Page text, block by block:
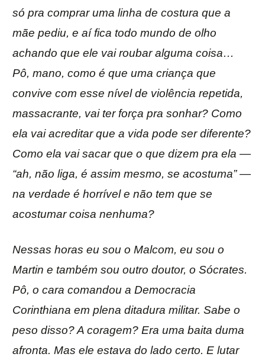
só pra comprar uma linha de costura que a
mãe pediu, e aí fica todo mundo de olho
achando que ele vai roubar alguma coisa…
Pô, mano, como é que uma criança que
convive com esse nível de violência repetida,
massacrante, vai ter força pra sonhar? Como
ela vai acreditar que a vida pode ser diferente?
Como ela vai sacar que o que dizem pra ela —
“ah, não liga, é assim mesmo, se acostuma” —
na verdade é horrível e não tem que se
acostumar coisa nenhuma?
Nessas horas eu sou o Malcom, eu sou o
Martin e também sou outro doutor, o Sócrates.
Pô, o cara comandou a Democracia
Corinthiana em plena ditadura militar. Sabe o
peso disso? A coragem? Era uma baita duma
afronta. Mas ele estava do lado certo. E lutar